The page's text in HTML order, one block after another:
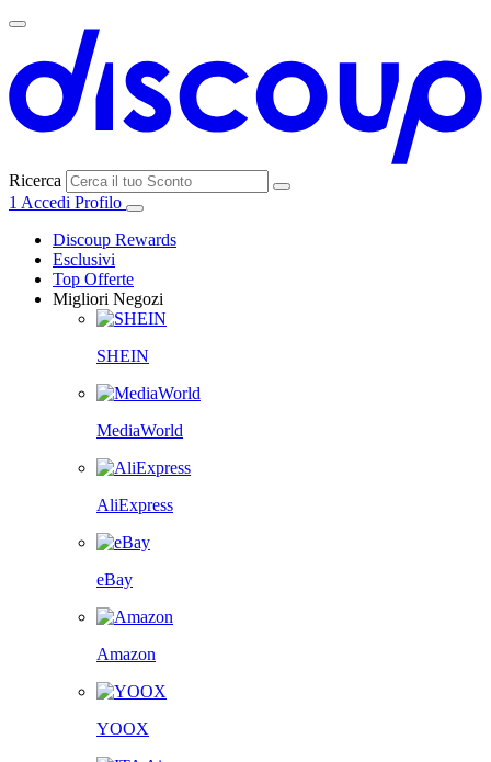
Ricerca
1 Accedi Profilo
Discoup Rewards
Esclusivi
Top Offerte
Migliori Negozi
SHEIN
MediaWorld
AliExpress
eBay
Amazon
YOOX